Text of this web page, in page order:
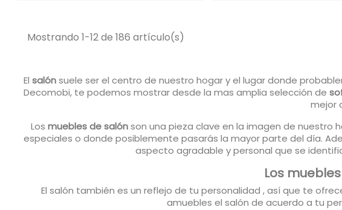
Mostrando 1-12 de 186 artículo(s)
El salónsuele ser el centro de nuestro hogar y el lugar donde
Decomobi, te podemos mostrar desde la mas amplia selección de
mejor
Los muebles de salónson una pieza clave en la imagen de nuestro
especiales o donde posiblemente pasarás la mayor parte del día.
aspecto agradable y personal que se
Los
El salón también es un reflejo de tu personalidad , así que te
amuebles el salón de acuerdo a tu